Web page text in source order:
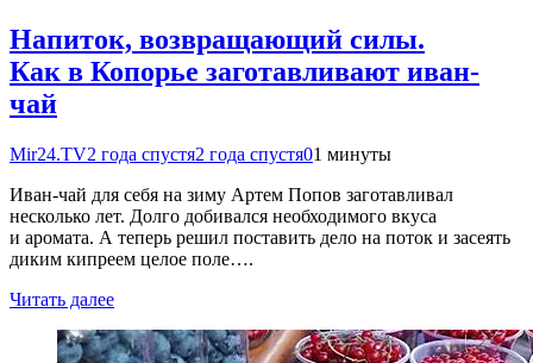
Напиток, возвращающий силы.
Как в Копорье заготавливают иван-
чай
Mir24.TV2 года спустя2 года спустя01 минуты
Иван-чай для себя на зиму Артем Попов заготавливал
несколько лет. Долго добивался необходимого вкуса
и аромата. А теперь решил поставить дело на поток и засеять
диким кипреем целое поле….
Читать далее